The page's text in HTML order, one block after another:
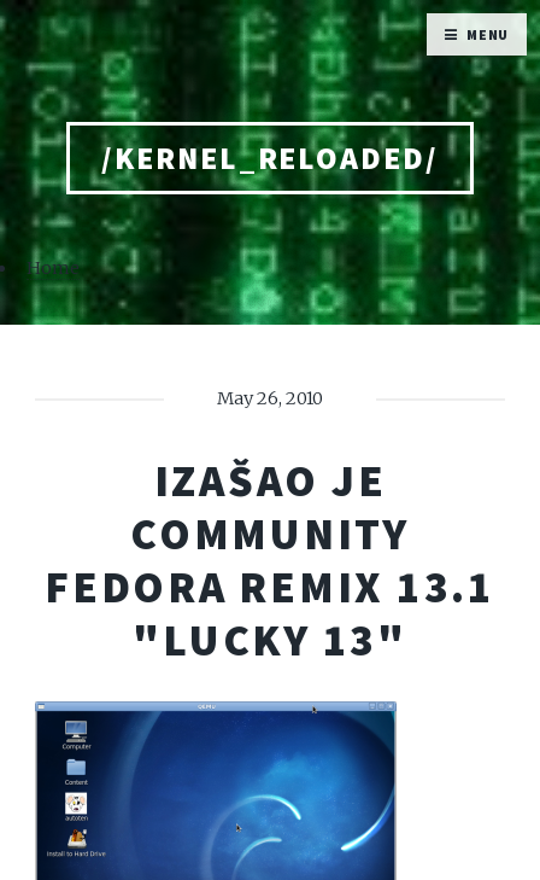
/KERNEL_RELOADED/
Home
May 26, 2010
IZAŠAO JE
COMMUNITY
FEDORA REMIX 13.1
"LUCKY 13"
MENU